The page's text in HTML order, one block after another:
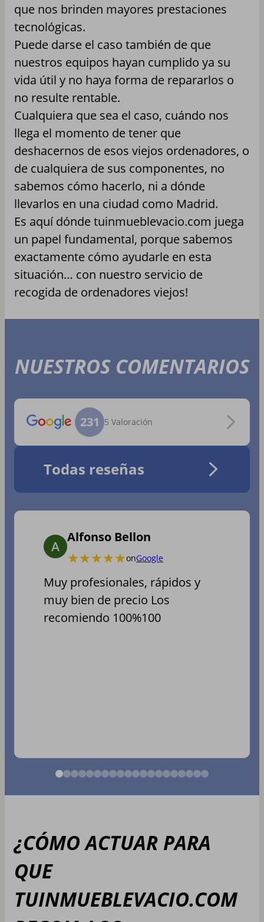
que nos brinden mayores prestaciones
tecnológicas.
Puede darse el caso también de que
nuestros equipos hayan cumplido ya su
vida útil y no haya forma de repararlos o
no resulte rentable.
Cualquiera que sea el caso, cuándo nos
llega el momento de tener que
deshacernos de esos viejos ordenadores, o
de cualquiera de sus componentes, no
sabemos cómo hacerlo, ni a dónde
llevarlos en una ciudad como Madrid.
Es aquí dónde tuinmueblevacio.com juega
un papel fundamental, porque sabemos
exactamente cómo ayudarle en esta
situación… con nuestro servicio de
recogida de ordenadores viejos!
NUESTROS COMENTARIOS
231 5 Valoración
Todas reseñas
Alfonso Bellon
onGoogle
Muy profesionales, rápidos y
muy bien de precio Los
recomiendo 100%100
¿CÓMO ACTUAR PARA
QUE
TUINMUEBLEVACIO.COM